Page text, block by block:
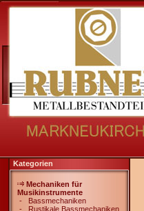
Kategorien
Mechaniken für
Musikinstrumente
- Bassmechaniken
- Rustikale Bassmechaniken